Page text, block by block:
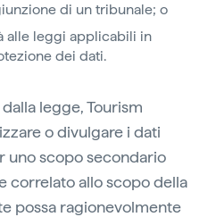
di un tribunale; o
alle leggi applicabili in
dei dati.
legge, Tourism
o divulgare i dati
uno scopo secondario
correlato allo scopo della
possa ragionevolmente